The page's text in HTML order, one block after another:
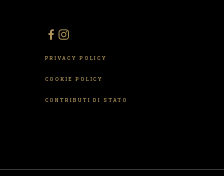
PRIVACY POLICY
COOKIE POLICY
CONTRIBUTI DI STATO